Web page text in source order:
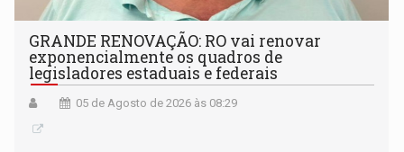
GRANDE RENOVAÇÃO: RO vai renovar
exponencialmente os quadros de
legisladores estaduais e federais
05 de Agosto de 2026 às 08:29